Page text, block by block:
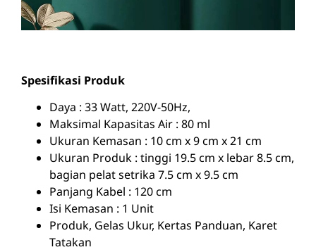
Spesifikasi Produk
Daya : 33 Watt, 220V-50Hz,
Maksimal Kapasitas Air : 80 ml
Ukuran Kemasan : 10 cm x 9 cm x 21 cm
Ukuran Produk : tinggi 19.5 cm x lebar 8.5 cm,
bagian pelat setrika 7.5 cm x 9.5 cm
Panjang Kabel : 120 cm
Isi Kemasan : 1 Unit
Produk, Gelas Ukur, Kertas Panduan, Karet
Tatakan